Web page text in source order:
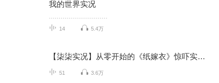
我的世界实况
14 5.4万
【柒柒实况】从零开始的《纸嫁衣》惊吓实况系列！
51 3.6万